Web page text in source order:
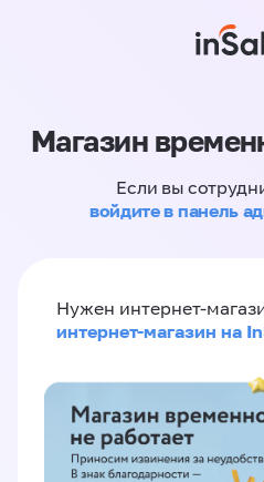
Магазин
Если вы
войдите в панель
Нужен интернет-
интернет-магазин на